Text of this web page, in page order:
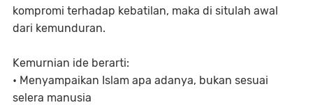
kompromi terhadap kebatilan, maka di situlah awal
dari kemunduran.
Kemurnian ide berarti:
• Menyampaikan Islam apa adanya, bukan sesuai
selera manusia